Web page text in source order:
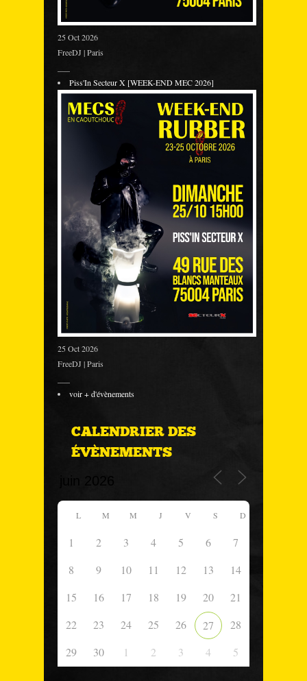
25 Oct 2026
FreeDJ | Paris
Piss'In Secteur X [WEEK-END MEC 2026]
25 Oct 2026
FreeDJ | Paris
voir + d'évènements
CALENDRIER DES
ÉVÈNEMENTS
L M M J V S D
1 2 3 4 5 6
7
8
9 10 11 12 13
14
15
16 17 18 19 20
21
22
23 24 25 26 27
28
29
30 1 2 3 4 5